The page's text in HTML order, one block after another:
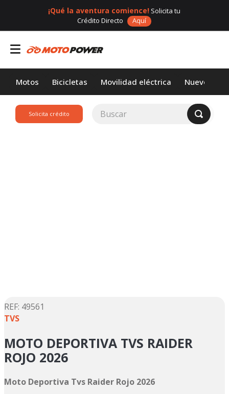
¡Qué la aventura comience! Solicita tu
Crédito Directo
Aquí
Motos Bicicletas Movilidad eléctrica Nuevos
Solicita crédito
Buscar
: 49561
TVS
MOTO DEPORTIVA TVS RAIDER
ROJO 2026
Moto Deportiva Tvs Raider Rojo 2026